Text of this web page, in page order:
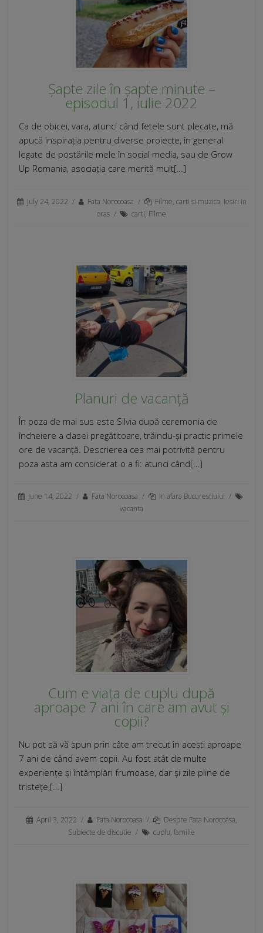
Șapte zile în șapte minute –
episodul 1, iulie 2022
Ca de obicei, vara, atunci când fetele sunt plecate, mă
apucă inspirația pentru diverse proiecte, în general
legate de postările mele în social media, sau de Grow
Up Romania, asociația care merită mult[…]
July 24, 2022 / Fata Norocoasa / Filme, carti si muzica, Iesiri in
oras / carti, Filme
Planuri de vacanță
În poza de mai sus este Silvia după ceremonia de
încheiere a clasei pregătitoare, trăindu-și practic primele
ore de vacanță. Descrierea cea mai potrivită pentru
poza asta am considerat-o a fi: atunci când[…]
June 14, 2022 / Fata Norocoasa / In afara Bucurestiului /
vacanta
Cum e viața de cuplu după
aproape 7 ani în care am avut și
copii?
Nu pot să vă spun prin câte am trecut în acești aproape
7 ani de când avem copii. Au fost atât de multe
experiențe și întâmplări frumoase, dar și zile pline de
tristețe,[…]
April 3, 2022 / Fata Norocoasa / Despre Fata Norocoasa,
Subiecte de discutie / cuplu, familie